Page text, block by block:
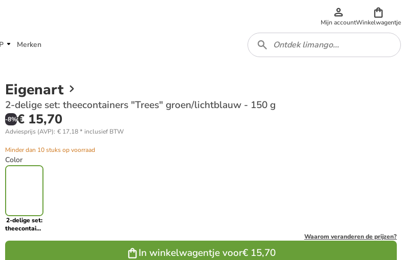
Mijn accountWinkelwagentje
Merken
Eigenart
2-delige set: theecontainers "Trees" groen/lichtblauw - 150 g
-8%€ 15,70
Adviesprijs (AVP): € 17,18* inclusief BTW
Minder dan 10 stuks op voorraad
Color
2-delige set:
theecontainers
groen/lichtblauw
Waarom veranderen de prijzen?
In winkelwagentje voor€ 15,70